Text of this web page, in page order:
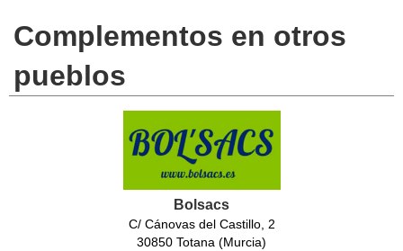
Complementos en otros
pueblos
Bolsacs
C/ Cánovas del Castillo, 2
30850 Totana (Murcia)